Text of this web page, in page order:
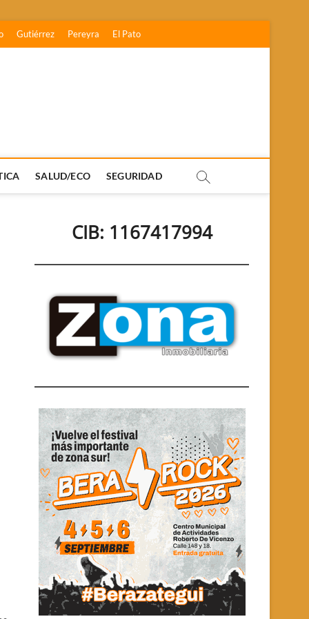
Gutiérrez Pereyra El Pato
SALUD/ECO SEGURIDAD
CIB: 1167417994